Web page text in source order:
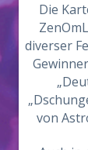
Die
diverser
von